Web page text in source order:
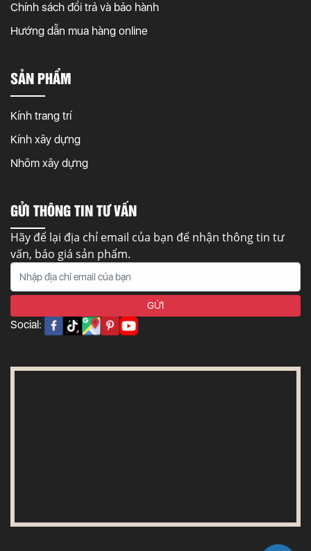
Chính sách đổi trả và bảo hành
Hướng dẫn mua hàng online
SẢN PHẨM
Kính trang trí
Kính xây dựng
Nhôm xây dựng
GỬI THÔNG TIN TƯ VẤN
Hãy để lại địa chỉ email của bạn để nhận thông tin tư
vấn, báo giá sản phẩm.
Social: